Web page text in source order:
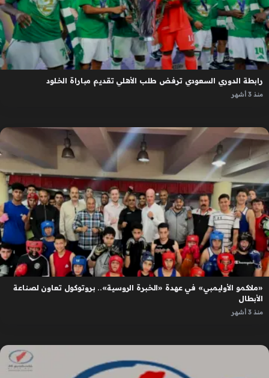
رابطة الدوري السعودي ترفض طلب الأهلي تقديم مباراة الخلود
منذ 3 أشهر
«ملاكمو الأوليمبي» في عهدة «الخبرة الروسية».. بروتوكول تعاون لصناعة
الأبطال
منذ 3 أشهر